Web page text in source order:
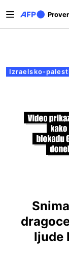
Примарни
Izraelsko-
ljude